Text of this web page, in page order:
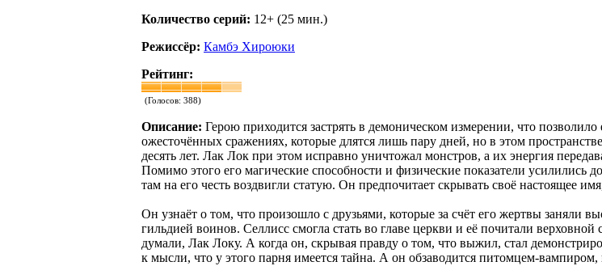
Количество серий: 12+ (25 мин.)
Режиссёр: Камбэ Хироюки
Рейтинг:
(Голосов: 388)
Описание: Герою приходится застрять в демоническом измерении, что позволило
ожесточённых сражениях, которые длятся лишь пару дней, но в этом
десять лет. Лак Лок при этом исправно уничтожал монстров, а их энергия
Помимо этого его магические способности и физические показатели усилились
там на его честь воздвигли статую. Он предпочитает скрывать своё настоящее
Он узнаёт о том, что произошло с друзьями, которые за счёт его жертвы заняли
гильдией воинов. Селлисс смогла стать во главе церкви и её почитали
думали, Лак Локу. А когда он, скрывая правду о том, что выжил, стал
к мысли, что у этого парня имеется тайна. А он обзаводится питомцем-вампиром,